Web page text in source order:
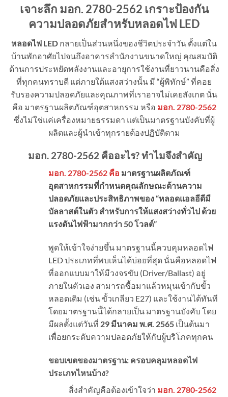
เจาะลึก มอก. 2780-2562 เกราะป้องกัน
ความปลอดภัยสำหรับหลอดไฟ LED
หลอดไฟ LED กลายเป็นส่วนหนึ่งของชีวิตประจำวัน ตั้งแต่ใน
บ้านพักอาศัยไปจนถึงอาคารสำนักงานขนาดใหญ่ คุณสมบัติ
ด้านการประหยัดพลังงานและอายุการใช้งานที่ยาวนานคือสิ่ง
ที่ทุกคนทราบดี แต่ภายใต้แสงสว่างนั้น มี “ผู้พิทักษ์” ที่คอย
รับรองความปลอดภัยและคุณภาพที่เราอาจไม่เคยสังเกต นั่น
คือ มาตรฐานผลิตภัณฑ์อุตสาหกรรม หรือ มอก. 2780-2562
ซึ่งไม่ใช่แค่เครื่องหมายธรรมดา แต่เป็นมาตรฐานบังคับที่ผู้
ผลิตและผู้นำเข้าทุกรายต้องปฏิบัติตาม
มอก. 2780-2562 คืออะไร?ทำไมจึงสำคัญ
มอก. 2780-2562 คือ มาตรฐานผลิตภัณฑ์
อุตสาหกรรมที่กำหนดคุณลักษณะด้านความ
ปลอดภัยและประสิทธิภาพของ “หลอดแอลอีดีมี
บัลลาสต์ในตัว สำหรับการให้แสงสว่างทั่วไป ด้วย
แรงดันไฟฟ้ามากกว่า 50 โวลต์”
พูดให้เข้าใจง่ายขึ้น มาตรฐานนี้ควบคุมหลอดไฟ
LED ประเภทที่พบเห็นได้บ่อยที่สุด นั่นคือหลอดไฟ
ที่ออกแบบมาให้มีวงจรขับ (Driver/Ballast) อยู่
ภายในตัวเอง สามารถซื้อมาแล้วหมุนเข้ากับขั้ว
หลอดเดิม (เช่น ขั้วเกลียว E27) และใช้งานได้ทันที
โดยมาตรฐานนี้ได้กลายเป็น มาตรฐานบังคับ โดย
มีผลตั้งแต่วันที่ 29 มีนาคม พ.ศ. 2565 เป็นต้นมา
เพื่อยกระดับความปลอดภัยให้กับผู้บริโภคทุกคน
ขอบเขตของมาตรฐาน: ครอบคลุมหลอดไฟ
ประเภทไหนบ้าง?
สิ่งสำคัญคือต้องเข้าใจว่า มอก. 2780-2562